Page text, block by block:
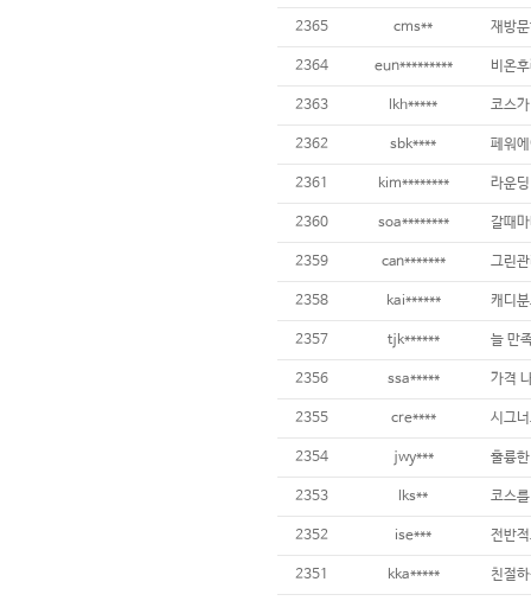
2365 cms**
2364 eun*********
2363 lkh*****
2362 sbk****
2361 kim********
2360 soa********
2359 can*******
2358 kai******
2357 tjk****** 늘 만
2356 ssa*****
2355 cre****
2354 jwy***
2353 lks**
2352 ise*** 전반
2351 kka*****